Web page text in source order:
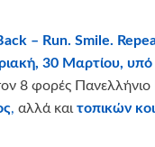
– Run. Smile.
30 Μαρτίου, υπό
8 φορές
, αλλά και τοπικών